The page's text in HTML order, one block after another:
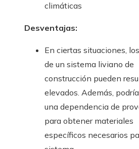
climáticas
Desventajas:
En ciertas situaciones,
de un sistema liviano de
construcción pueden
elevados. Además,
una dependencia de
para obtener materiales
específicos necesarios